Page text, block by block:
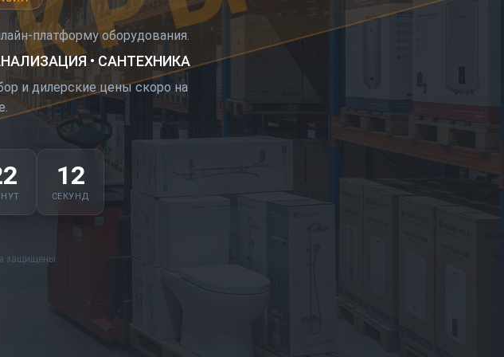
платформу оборудования.
• САНТЕХНИКА
и дилерские цены скоро на
11
СЕКУНД
защищены.